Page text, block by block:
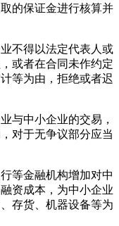
的保证金进行核算并
不得以法定代表人或
或者在合同未作约定
等为由，拒绝或者迟
中小企业的交易，
对于无争议部分应当
等金融机构增加对中
资成本，为中小企业
存货、机器设备等为